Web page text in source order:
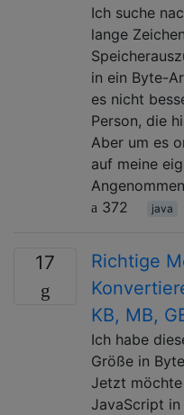
Ich suche
lange
in ein Byte-
es nicht
Person, die
Aber um es
auf meine
372
java
17
Richtige
KB, MB,
Ich habe
Größe in
Jetzt
JavaScript